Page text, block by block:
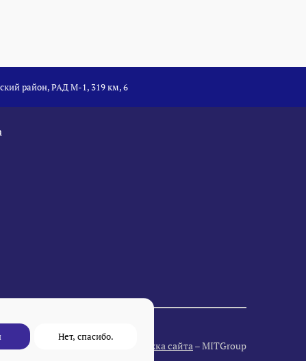
район, РАД М-1, 319 км, 6
Разработка и поддержка сайта – MITGroup
Нет, спасибо.